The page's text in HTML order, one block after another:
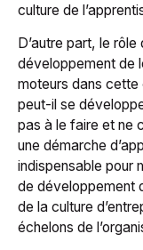
culture de
D’autre part, le
développement de
moteurs dans cette
peut-il se
pas à le faire et ne
une démarche
indispensable pour
de développement
de la culture
échelons de